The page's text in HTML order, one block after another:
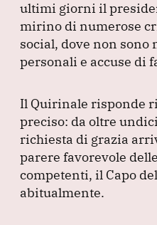
ultimi giorni il
mirino di numerose
social, dove non sono
personali e accuse di
Il Quirinale risponde
preciso: da oltre
richiesta di grazia
parere favorevole
competenti, il Capo
abitualmente.